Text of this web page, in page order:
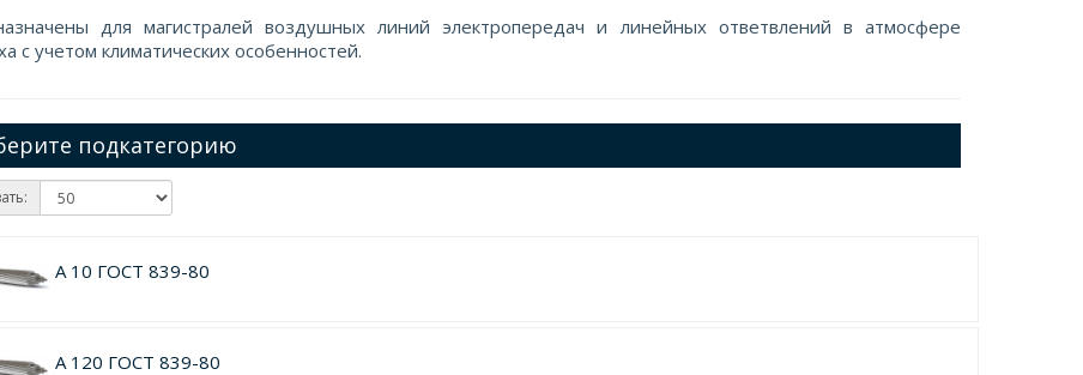
для магистралей воздушных линий электропередач и линейных ответвлений в атмосфере
с учетом климатических особенностей.
подкатегорию
А 10 ГОСТ 839-80
А 120 ГОСТ 839-80